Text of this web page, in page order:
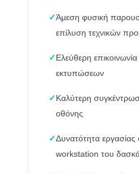
✓Άμεση φυσική
επίλυση τεχνικών
✓ Ελεύθερη
εκτυπώσεων
✓ Καλύτερη
οθόνης
✓Δυνατότητα εργασίας
workstation του